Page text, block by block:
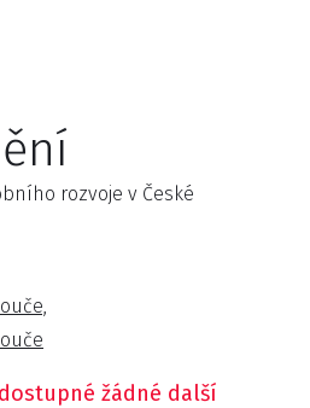
rozvoje v České
žádné další